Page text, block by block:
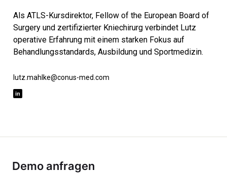
Als ATLS-Kursdirektor, Fellow of the European Board of
Surgery und zertifizierter Kniechirurg verbindet Lutz
operative Erfahrung mit einem starken Fokus auf
Behandlungsstandards, Ausbildung und Sportmedizin.
lutz.mahlke@conus-med.com
Demo anfragen